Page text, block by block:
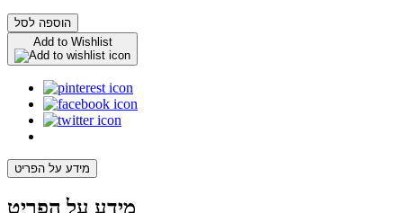
הוספה לסל
Add to Wishlist
מידע על הפריט
מידע על הפריט